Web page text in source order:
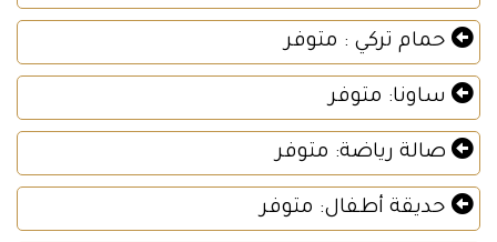
حمام تركي : متوفر
ساونا: متوفر
صالة رياضة: متوفر
حديقة أطفال: متوفر